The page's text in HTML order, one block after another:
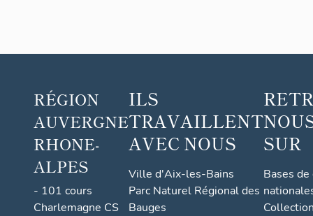
RÉGION
AUVERGNE
RHONE-
ALPES
- 101 cours
Charlemagne CS
ILS
TRAVAILLENT
AVEC NOUS
Ville d'Aix-les-Bains
Parc Naturel Régional des
Bauges
SUR
Bases